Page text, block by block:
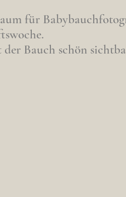
für
der Bauch schön